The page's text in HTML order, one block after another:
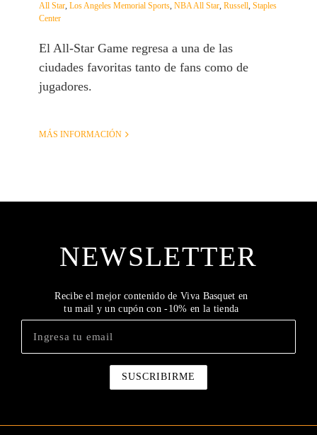
All Star, Los Angeles Memorial Sports, NBA All Star, Russell, Staples
Center
El All-Star Game regresa a una de las
ciudades favoritas tanto de fans como de
jugadores.
MÁS INFORMACIÓN
NEWSLETTER
Recibe el mejor contenido de Viva Basquet en
tu mail y un cupón con -10% en la tienda